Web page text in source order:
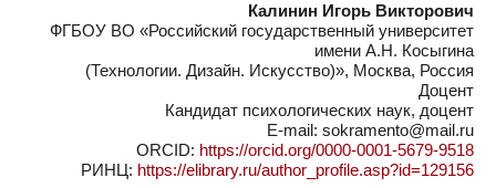
Калинин Игорь Викторович
ФГБОУ ВО «Российский государственный университет
имени А.Н. Косыгина
(Технологии. Дизайн. Искусство)», Москва, Россия
Доцент
Кандидат психологических наук, доцент
E-mail: sokramento@mail.ru
ORCID: https://orcid.org/0000-0001-5679-9518
РИНЦ: https://elibrary.ru/author_profile.asp?id=129156